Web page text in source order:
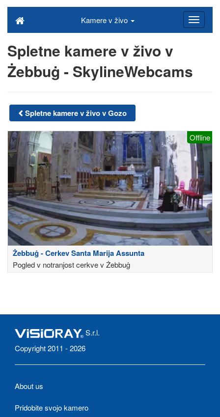
Kamere v živo
Spletne kamere v živo v
Żebbuġ - SkylineWebcams
Spletne kamere v živo v Gozo
Offline
Żebbuġ - Cerkev Santa Marija Assunta
Pogled v notranjost cerkve v Żebbuġ
S.r.l.
Copyright 2011 - 2026
About us
Pridobite svojo kamero